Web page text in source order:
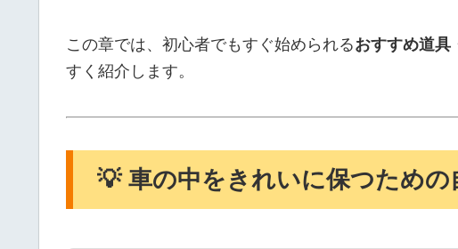
この章では、初心者でもすぐ始められるおすすめ道具
すく紹介します。
💡 車の中をきれいに保つための